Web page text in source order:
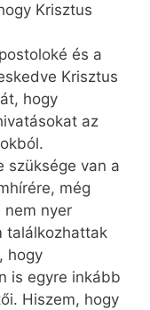
Krisztus
és a
Krisztus
hogy
az
szüksége van a
még
nem nyer
találkozhattak
hogy
is egyre inkább
Hiszem, hogy